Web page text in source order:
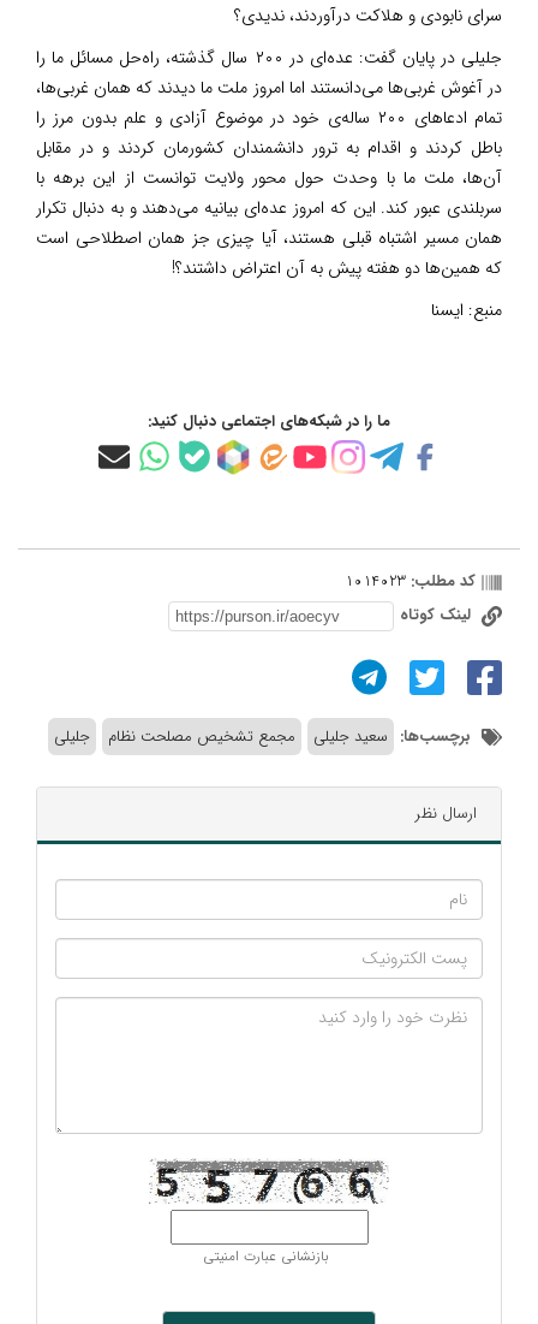
سرای نابودی و هلاکت درآوردند، ندیدی؟
جلیلی در پایان گفت: عده‌ای در ۲۰۰ سال گذشته، راه‌حل مسائل ما را
در آغوش غربی‌ها می‌دانستند اما امروز ملت ما دیدند که همان غربی‌ها،
تمام ادعاهای ۲۰۰ ساله‌ی خود در موضوع آزادی و علم بدون مرز را
باطل کردند و اقدام به ترور دانشمندان کشورمان کردند و در مقابل
آن‌ها، ملت ما با وحدت حول محور ولایت توانست از این برهه با
سربلندی عبور کند. این که امروز عده‌ای بیانیه می‌دهند و به دنبال تکرار
همان مسیر اشتباه قبلی هستند، آیا چیزی جز همان اصطلاحی است
که همین‌ها دو هفته پیش به آن اعتراض داشتند؟!
منبع: ایسنا
ما را در شبکه‌های اجتماعی دنبال کنید:
کد مطلب: 1014023
لینک کوتاه
برچسب‌ها: سعید جلیلی مجمع تشخیص مصلحت نظام جلیلی
ارسال نظر
بازنشانی عبارت امنیتی